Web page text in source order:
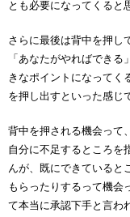
とも必要になってくると
さらに最後は背中を押し
「あなたがやればでき
きなポイントになってく
を押し出すといった感じ
背中を押される機会って
自分に不足するところを
んが、既にできていると
もらったりするって機会
て本当に承認下手と言わ